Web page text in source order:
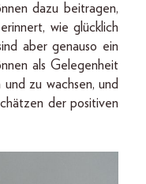
dazu beitragen,
wie glücklich
aber genauso ein
als Gelegenheit
zu wachsen, und
der positiven